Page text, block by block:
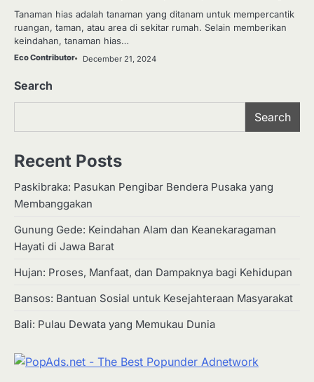
Tanaman hias adalah tanaman yang ditanam untuk mempercantik
ruangan, taman, atau area di sekitar rumah. Selain memberikan
keindahan, tanaman hias…
Eco Contributor December 21, 2024
Search
Search
Recent Posts
Paskibraka: Pasukan Pengibar Bendera Pusaka yang
Membanggakan
Gunung Gede: Keindahan Alam dan Keanekaragaman
Hayati di Jawa Barat
Hujan: Proses, Manfaat, dan Dampaknya bagi Kehidupan
Bansos: Bantuan Sosial untuk Kesejahteraan Masyarakat
Bali: Pulau Dewata yang Memukau Dunia